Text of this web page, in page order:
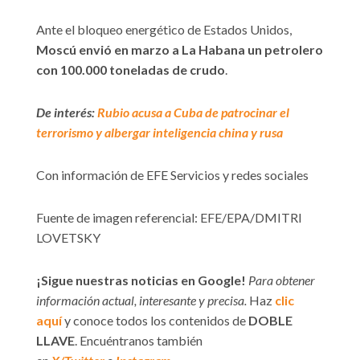
Ante el bloqueo energético de Estados Unidos,
Moscú envió en marzo a La Habana un petrolero
con 100.000 toneladas de crudo
De interés: Rubio acusa a Cuba de patrocinar el
terrorismo y albergar inteligencia china y rusa
Con información de EFE Servicios y redes sociales
Fuente de imagen referencial: EFE/EPA/DMITRI
LOVETSKY
¡Sigue nuestras noticias en Google! Para obtener
información actual, interesante y precisa. Haz clic
aquíy conoce todos los contenidos de DOBLE
LLAVE . Encuéntranos también